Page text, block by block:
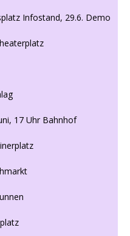
Infostand, 29.6. Demo
17 Uhr Bahnhof